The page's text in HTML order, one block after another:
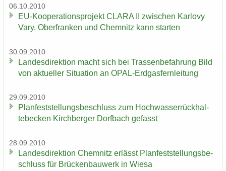
06.10.2010
EU-​Kooperationsprojekt CLARA II zwi­schen Kar­lo­vy
Vary, Ober­fran­ken und Chem­nitz kann star­ten
30.09.2010
Lan­des­di­rek­ti­on macht sich bei Tras­sen­be­fah­rung Bild
von ak­tu­el­ler Si­tua­ti­on an OPAL-​Erdgasfernleitung
29.09.2010
Plan­fest­stel­lungs­be­schluss zum Hoch­was­ser­rück­hal­
te­be­cken Kirch­ber­ger Dorf­bach ge­fasst
28.09.2010
Lan­des­di­rek­ti­on Chem­nitz er­lässt Plan­fest­stel­lungs­be­
schluss für Brü­cken­bau­werk in Wiesa